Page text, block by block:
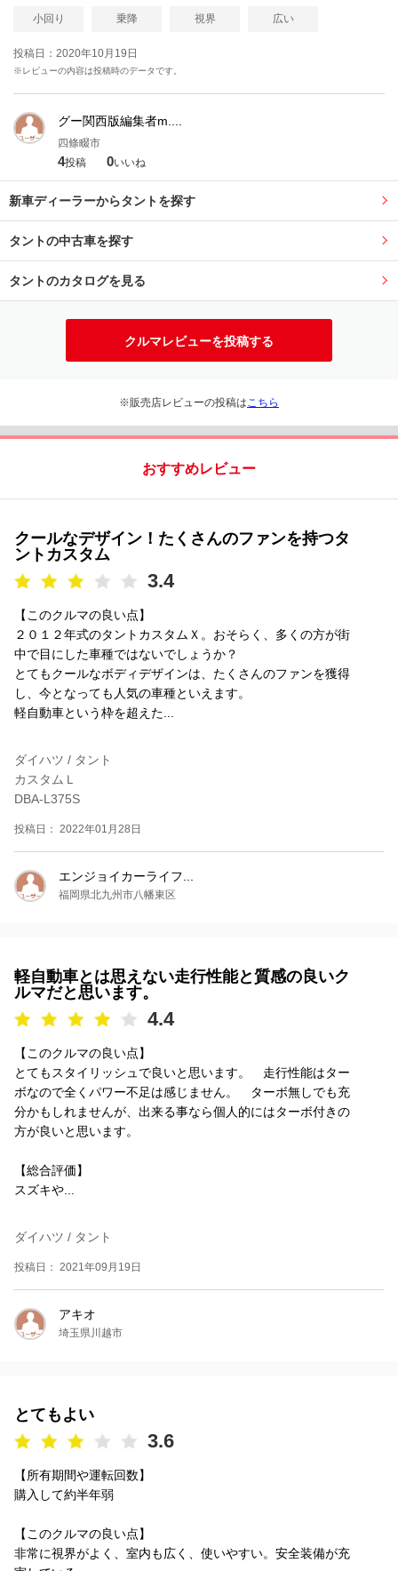
小回り 乗降 視界 広い
投稿日：2020年10月19日
※レビューの内容は投稿時のデータです。
グー関西版編集者m....
四條畷市
4投稿 0いいね
新車ディーラーからタントを探す
タントの中古車を探す
タントのカタログを見る
クルマレビューを投稿する
※販売店レビューの投稿は こちら
おすすめレビュー
クールなデザイン！たくさんのファンを持つタ
ントカスタム
3.4
【このクルマの良い点】
２０１２年式のタントカスタムＸ。おそらく、多くの方が街
中で目にした車種ではないでしょうか？
とてもクールなボディデザインは、たくさんのファンを獲得
し、今となっても人気の車種といえます。
軽自動車という枠を超えた...
ダイハツ / タント
カスタムＬ
DBA-L375S
投稿日： 2022年01月28日
エンジョイカーライフ...
福岡県北九州市八幡東区
軽自動車とは思えない走行性能と質感の良いク
ルマだと思います。
4.4
【このクルマの良い点】
とてもスタイリッシュで良いと思います。 走行性能はター
ボなので全くパワー不足は感じません。 ターボ無しでも充
分かもしれませんが、出来る事なら個人的にはターボ付きの
方が良いと思います。
【総合評価】
スズキや...
ダイハツ / タント
投稿日： 2021年09月19日
アキオ
埼玉県川越市
とてもよい
3.6
【所有期間や運転回数】
購入して約半年弱
【このクルマの良い点】
非常に視界がよく、室内も広く、使いやすい。安全装備が充